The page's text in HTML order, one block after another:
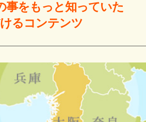
事をもっと知っていた
るコンテンツ